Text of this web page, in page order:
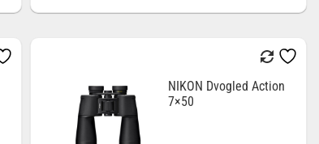
NIKON Dvogled Action
7×50